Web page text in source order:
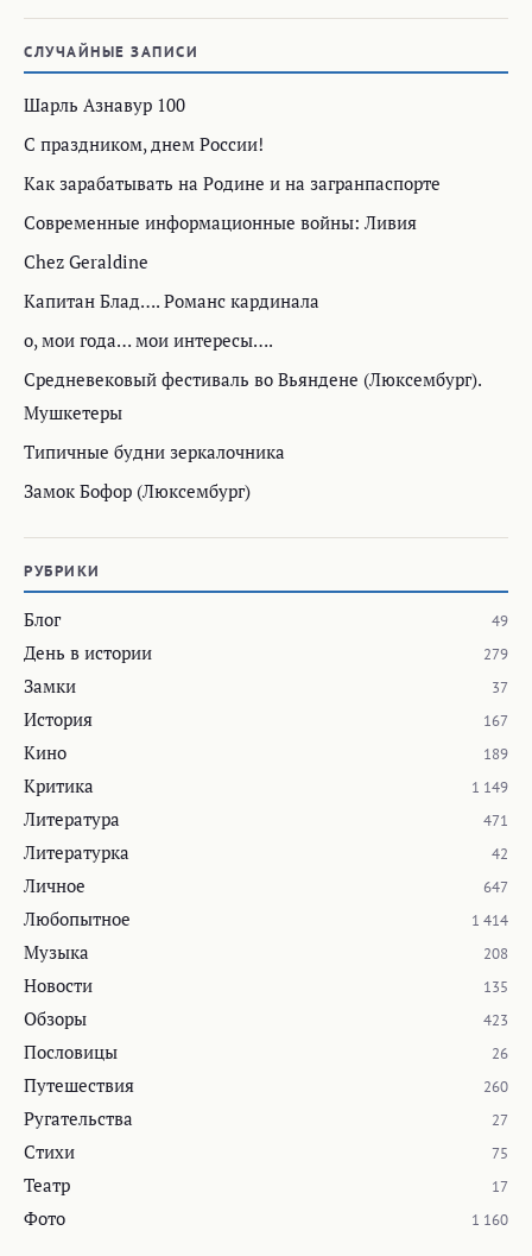
СЛУЧАЙНЫЕ ЗАПИСИ
Шарль Азнавур 100
С праздником, днем России!
Как зарабатывать на Родине и на загранпаспорте
Современные информационные войны: Ливия
Chez Geraldine
Капитан Блад…. Романс кардинала
о, мои года… мои интересы….
Средневековый фестиваль во Вьяндене (Люксембург).
Мушкетеры
Типичные будни зеркалочника
Замок Бофор (Люксембург)
РУБРИКИ
Блог 49
День в истории 279
Замки 37
История 167
Кино 189
Критика 1 149
Литература 471
Литературка 42
Личное 647
Любопытное 1 414
Музыка 208
Новости 135
Обзоры 423
Пословицы 26
Путешествия 260
Ругательства 27
Стихи 75
Театр 17
Фото 1 160